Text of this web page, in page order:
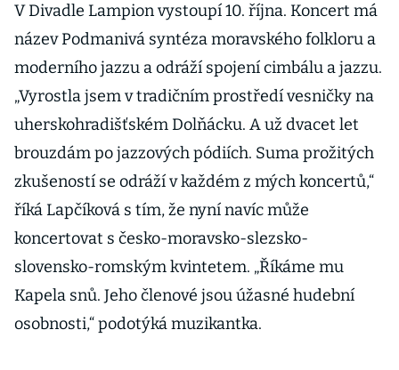
V Divadle Lampion vystoupí 10. října. Koncert má
název Podmanivá syntéza moravského folkloru a
moderního jazzu a odráží spojení cimbálu a jazzu.
„Vyrostla jsem v tradičním prostředí vesničky na
uherskohradišťském Dolňácku. A už dvacet let
brouzdám po jazzových pódiích. Suma prožitých
zkušeností se odráží v každém z mých koncertů,“
říká Lapčíková s tím, že nyní navíc může
koncertovat s česko-moravsko-slezsko-
slovensko-romským kvintetem. „Říkáme mu
Kapela snů. Jeho členové jsou úžasné hudební
osobnosti,“ podotýká muzikantka.